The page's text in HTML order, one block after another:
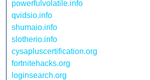
powerfulvolatile.info
qvidsio.info
shumaio.info
slotherio.info
cysapluscertification.org
fortnitehacks.org
loginsearch.org